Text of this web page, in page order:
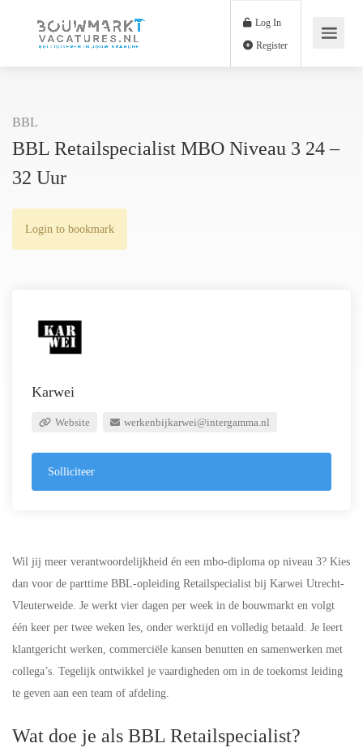
Log In
BBL
BBL Retailspecialist MBO Niveau 3 24 –
32 Uur
Login to bookmark
Karwei
Website werkenbijkarwei@intergamma.nl
Solliciteer
Wil jij meer verantwoordelijkheid én een mbo-diploma op niveau 3? Kies
dan voor de parttime BBL-opleiding Retailspecialist bij Karwei Utrecht-
Vleuterweide. Je werkt vier dagen per week in de bouwmarkt en volgt
één keer per twee weken les, onder werktijd en volledig betaald. Je leert
klantgericht werken, commerciële kansen benutten en samenwerken met
collega’s. Tegelijk ontwikkel je vaardigheden om in de toekomst leiding
te geven aan een team of afdeling.
Wat doe je als BBL Retailspecialist?